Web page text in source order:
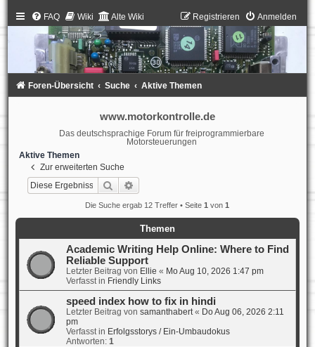
FAQ Wiki Alte Wiki Anmelden
Registrieren
Foren-Übersicht Suche Aktive Themen
www.motorkontrolle.de
Das deutschsprachige Forum für freiprogrammierbare
Motorsteuerungen
Aktive Themen
Zur erweiterten Suche
Suche
Die Suche ergab 12 Treffer • Seite1 von1
Themen
Academic Writing Help Online: Where to Find
Reliable Support
Letzter Beitrag von Ellie « Mo Aug 10, 2026 1:47 pm
Verfasst in Friendly Links
speed index how to fix in hindi
Letzter Beitrag von samanthabert« Do Aug 06, 2026 2:11
pm
Verfasst in Erfolgsstorys / Ein-Umbaudokus
Antworten: 1